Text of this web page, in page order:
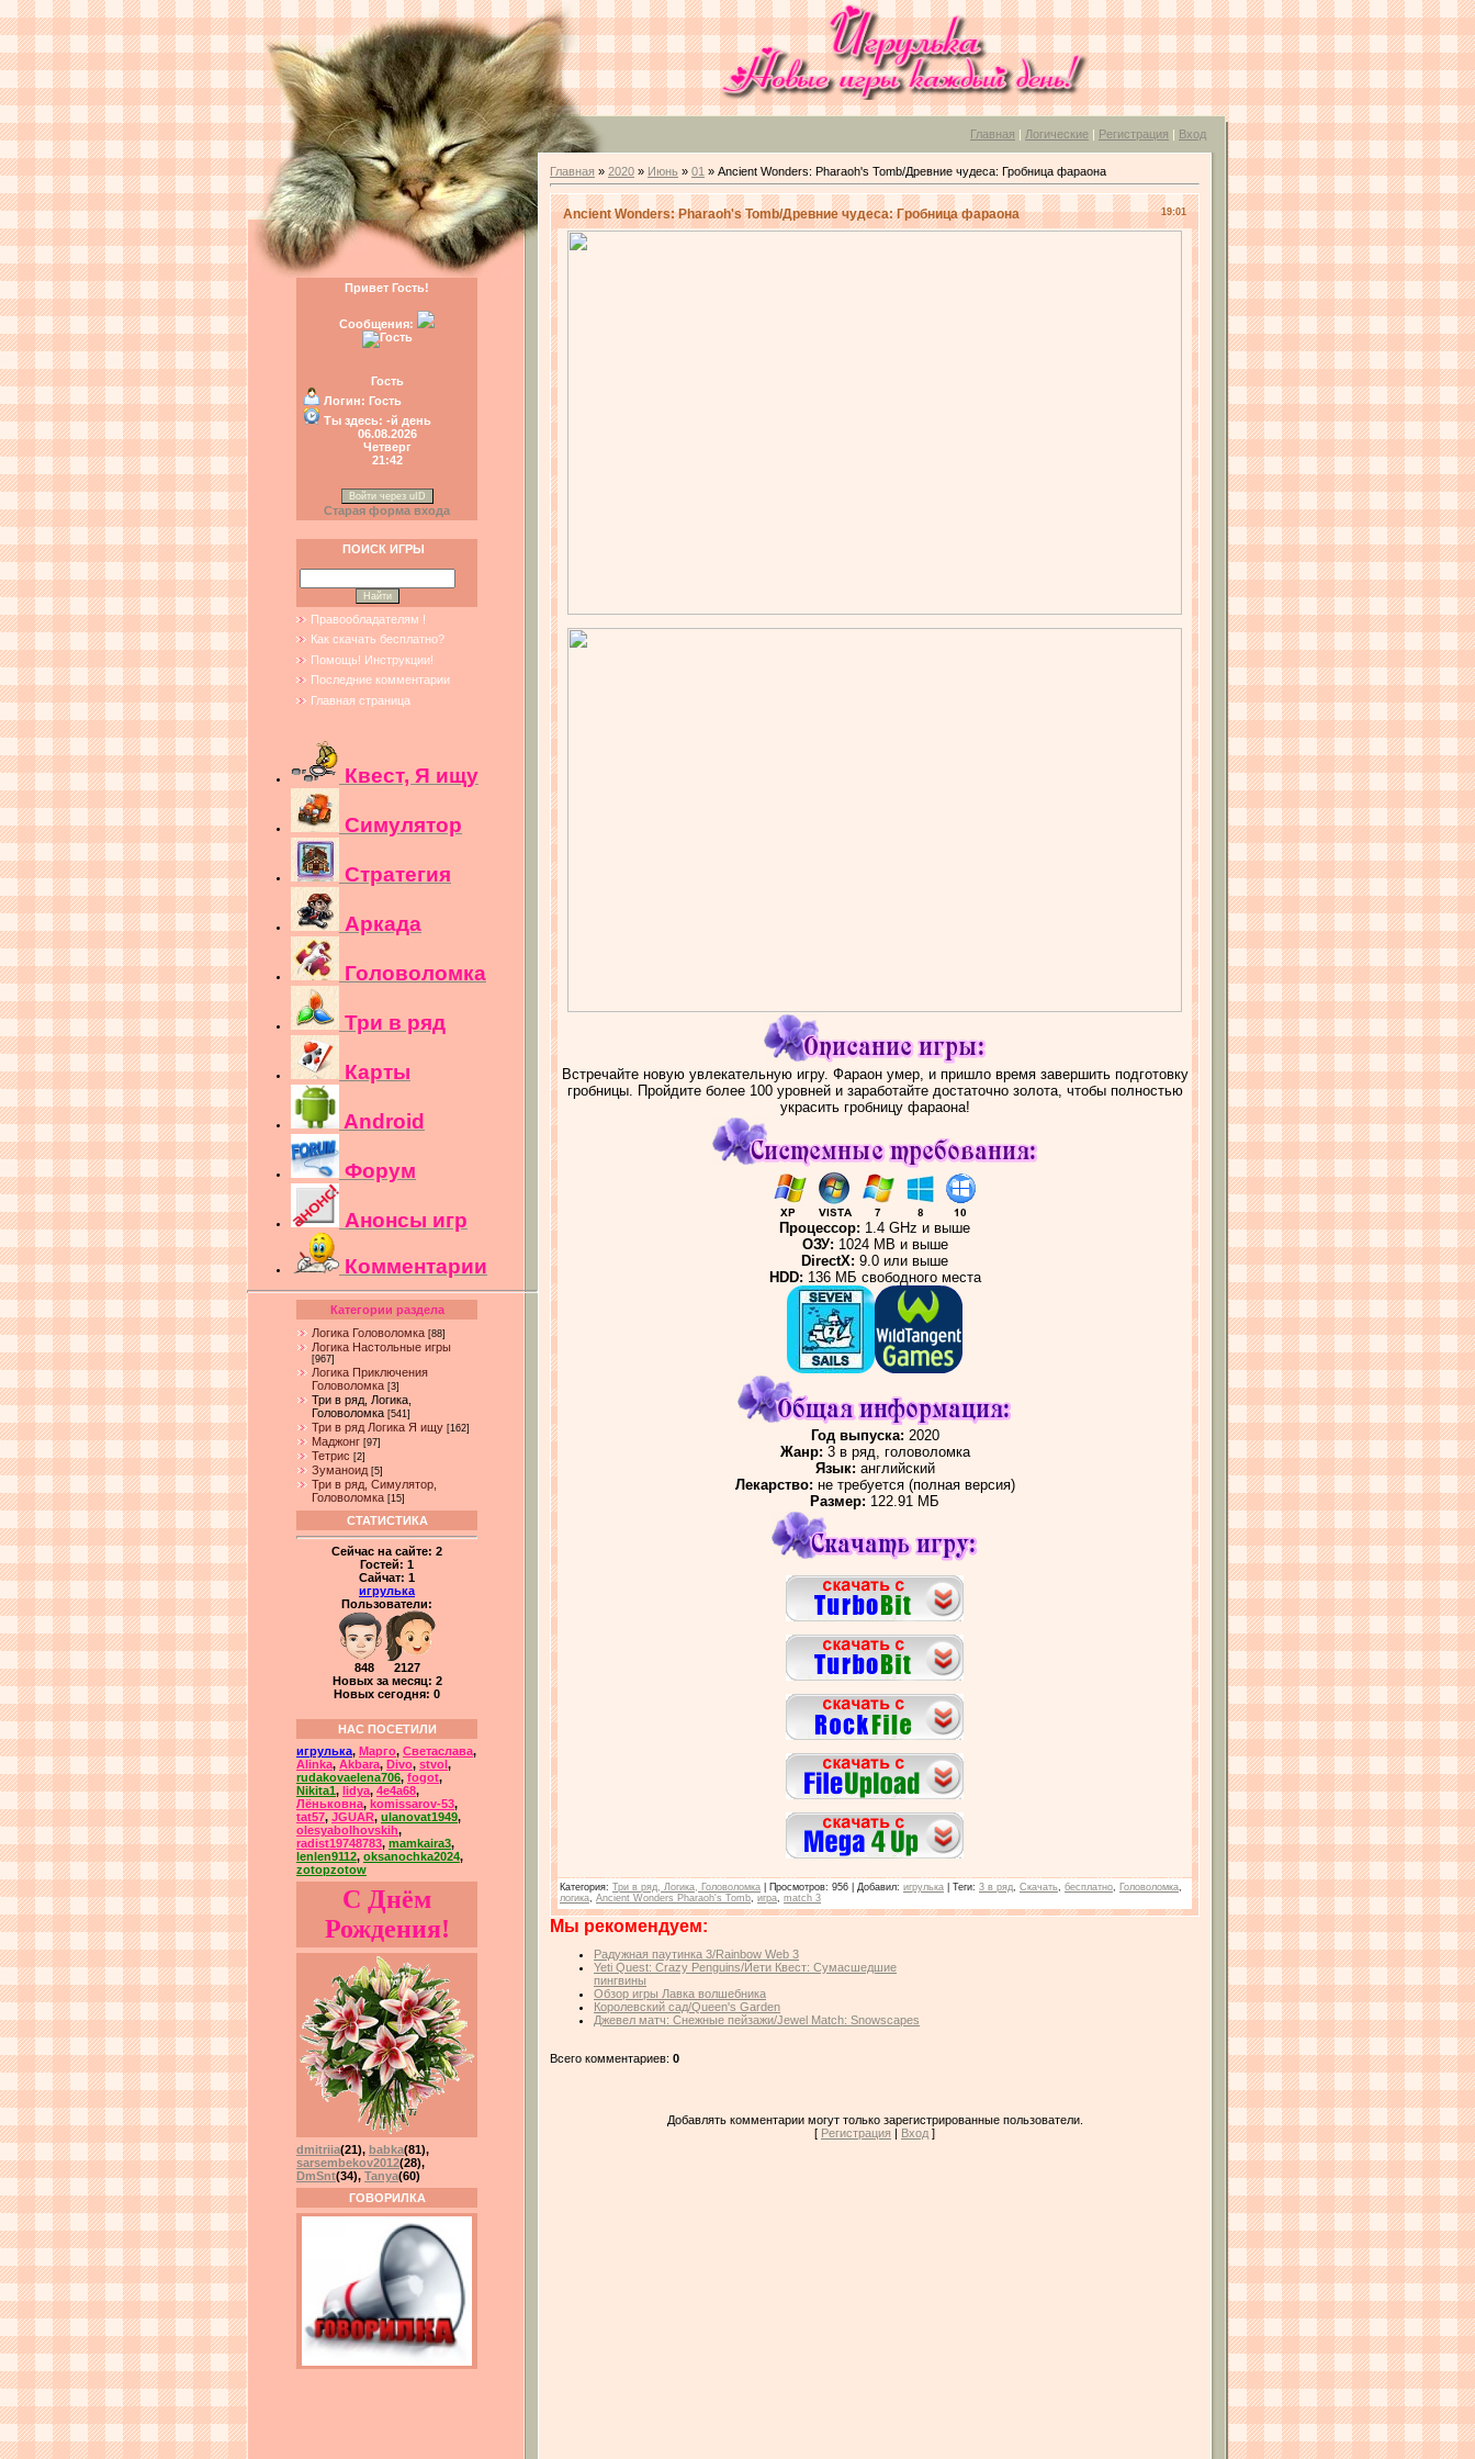
Главная | Логические | Регистрация | Вход
Привет Гость!
Сообщения:
Гость
Логин: Гость
Ты здесь: -й день
06.08.2026
Четверг
21:42
Войти через uID
Старая форма входа
ПОИСК ИГРЫ
Правообладателям !
Как скачать бесплатно?
Помощь! Инструкции!
Последние комментарии
Главная страница
Квест, Я ищу
Симулятор
Стратегия
Аркада
Головоломка
Три в ряд
Карты
Android
Форум
Анонсы игр
Комментарии
Категории раздела
Логика Головоломка [88]
Логика Настольные игры
[967]
Логика Приключения
Головоломка [3]
Три в ряд, Логика,
Головоломка [541]
Три в ряд Логика Я ищу [162]
Маджонг [97]
Тетрис [2]
Зуманоид [5]
Три в ряд, Симулятор,
Головоломка [15]
СТАТИСТИКА
Сейчас на сайте: 2
Гостей: 1
Сайчат: 1
игрулька
Пользователи:
848 2127
Новых за месяц: 2
Новых сегодня: 0
НАС ПОСЕТИЛИ
игрулька, Марго, Светаслава,
Alinka, Akbara, Divo, stvol ,
rudakovaelena706, fogot,
Nikita1, lidya, 4e4a68,
Лёньковна, komissarov-53,
tat57, JGUAR, ulanovat1949,
olesyabolhovskih,
radist19748783, mamkaira3,
lenlen9112, oksanochka2024,
zotopzotow
С Днём
Рождения!
dmitriia(21), babka(81),
sarsembekov2012(28),
DmSnt(34), Tanya(60)
ГОВОРИЛКА
Главная » 2020 » Июнь » 01 » Ancient Wonders: Pharaoh's Tomb/Древние чудеса: Гробница фараона
19:01
Ancient Wonders: Pharaoh's Tomb/Древние чудеса: Гробница фараона
Встречайте новую увлекательную игру. Фараон умер, и пришло время завершить подготовку
гробницы. Пройдите более 100 уровней и заработайте достаточно золота, чтобы полностью
украсить гробницу фараона!
Процессор: 1.4 GHz и выше
ОЗУ: 1024 MB и выше
DirectX: 9.0 или выше
HDD: 136 МБ свободного места
Год выпуска: 2020
Жанр: 3 в ряд, головоломка
Язык: английский
Лекарство: не требуется (полная версия)
Размер: 122.91 МБ
Категория: Три в ряд, Логика, Головоломка Просмотров: 956 | Добавил: игрулька Теги: 3 в ряд Скачать бесплатно Головоломка
логика Ancient Wonders Pharaoh's Tomb игра match 3
Мы рекомендуем:
Радужная паутинка 3/Rainbow Web 3
Yeti Quest: Crazy Penguins/Йети Квест: Сумасшедшие
пингвины
Обзор игры Лавка волшебника
Королевский сад/Queen's Garden
Джевел матч: Снежные пейзажи/Jewel Match: Snowscapes
Всего комментариев: 0
Добавлять комментарии могут только зарегистрированные пользователи.
[ Регистрация | Вход ]